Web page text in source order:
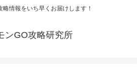
略情報をいち早くお届けします！
ンGO攻略研究所